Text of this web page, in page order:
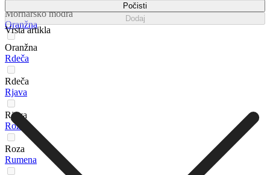
Mornarsko modra
Oranžna
Oranžna
Rdeča
Rdeča
Rjava
Rjava
Roza
Roza
Rumena
Počisti
Dodaj
Vrsta artikla